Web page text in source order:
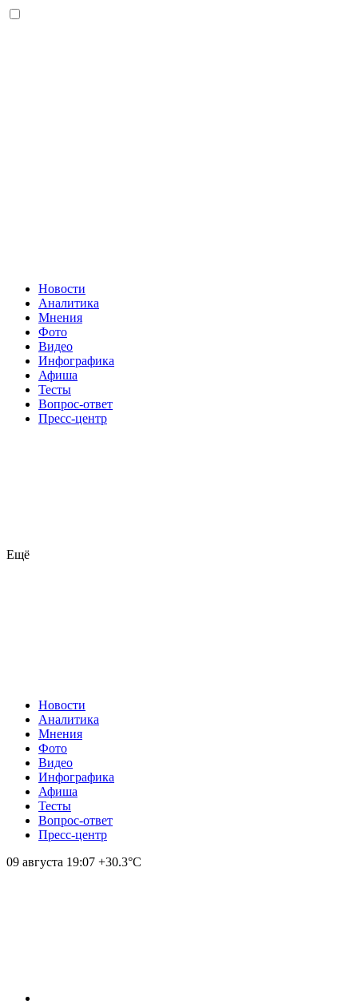
Новости
Аналитика
Мнения
Фото
Видео
Инфографика
Афиша
Тесты
Вопрос-ответ
Пресс-центр
Ещё
Новости
Аналитика
Мнения
Фото
Видео
Инфографика
Афиша
Тесты
Вопрос-ответ
Пресс-центр
09 августа 19:07 +30.3°С